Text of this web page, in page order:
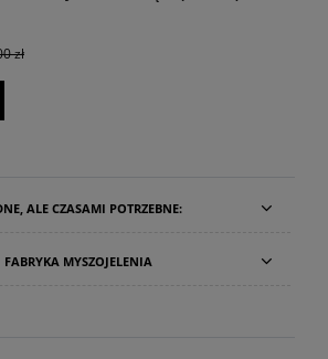
zł
ALE CZASAMI POTRZEBNE:
FABRYKA MYSZOJELENIA